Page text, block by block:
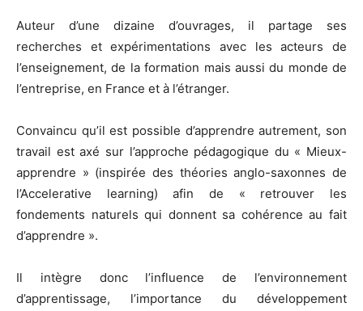
Auteur d’une dizaine d’ouvrages, il partage ses
recherches et expérimentations avec les acteurs de
l’enseignement, de la formation mais aussi du monde de
l’entreprise, en France et à l’étranger.
Convaincu qu’il est possible d’apprendre autrement, son
travail est axé sur l’approche pédagogique du « Mieux-
apprendre » (inspirée des théories anglo-saxonnes de
l’Accelerative learning) afin de « retrouver les
fondements naturels qui donnent sa cohérence au fait
d’apprendre ».
Il intègre donc l’influence de l’environnement
d’apprentissage, l’importance du développement